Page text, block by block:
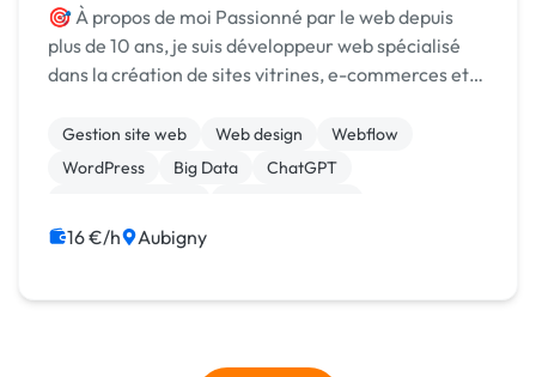
🎯 À propos de moi Passionné par le web depuis
plus de 10 ans, je suis développeur web spécialisé
dans la création de sites vitrines, e-commerces et
objectif est simple : transformer vos idées en ex...
Gestion site web Web design
Webflow
WordPress
Big Data
ChatGPT
Web Analytics
Assistant virtuel
16 €/h Aubigny